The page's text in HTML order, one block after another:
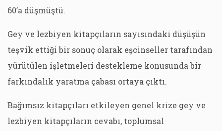
60’a düşmüştü.
Gey ve lezbiyen kitapçıların sayısındaki düşüşün
teşvik ettiği bir sonuç olarak eşcinseller tarafından
yürütülen işletmeleri destekleme konusunda bir
farkındalık yaratma çabası ortaya çıktı.
Bağımsız kitapçıları etkileyen genel krize gey ve
lezbiyen kitapçıların cevabı, toplumsal